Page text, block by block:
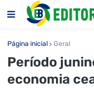
Página inicial Geral
Período
economia